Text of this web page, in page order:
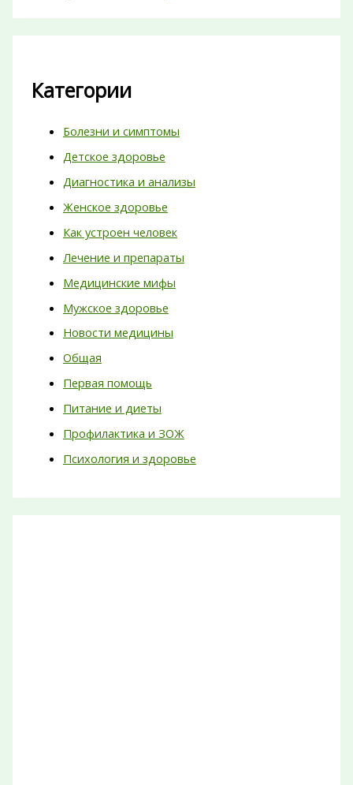
Категории
Болезни и симптомы
Детское здоровье
Диагностика и анализы
Женское здоровье
Как устроен человек
Лечение и препараты
Медицинские мифы
Мужское здоровье
Новости медицины
Общая
Первая помощь
Питание и диеты
Профилактика и ЗОЖ
Психология и здоровье